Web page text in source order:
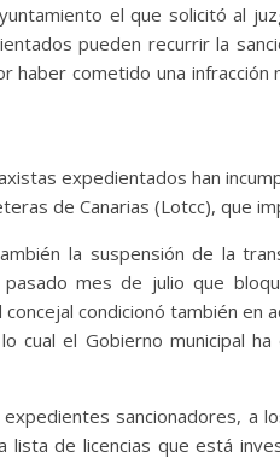
el que solicitó al
pueden recurrir la
haber cometido una infracción
expedientados han
de Canarias (Lotcc), que
la suspensión de la
pasado mes de julio que
concejal condicionó también en
cual el Gobierno municipal
sancionadores, a
lista de licencias que está